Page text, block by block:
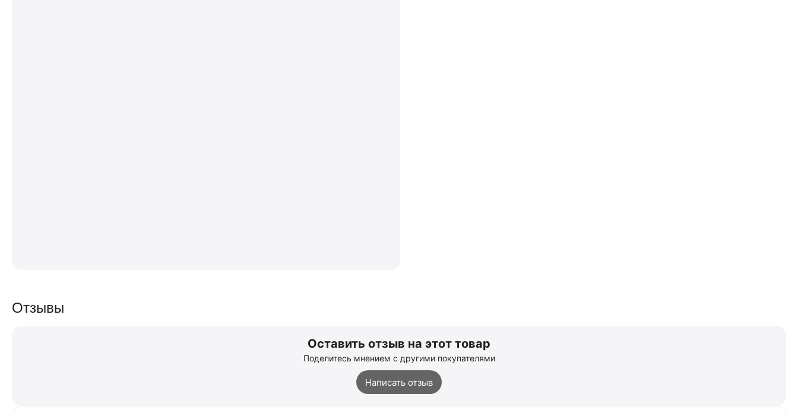
Отзывы
Оставить отзыв на этот товар
Поделитесь мнением с другими покупателями
Написать отзыв